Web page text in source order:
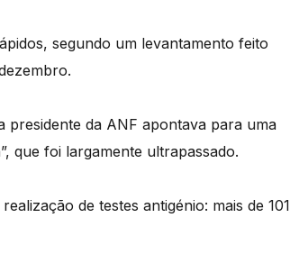
segundo um levantamento feito
presidente da ANF apontava para uma
que foi largamente ultrapassado.
de testes antigénio: mais de 101